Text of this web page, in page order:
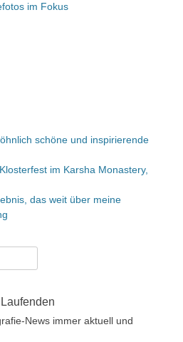
im Fokus
schöne und inspirierende
im Karsha Monastery,
das weit über meine
News immer aktuell und